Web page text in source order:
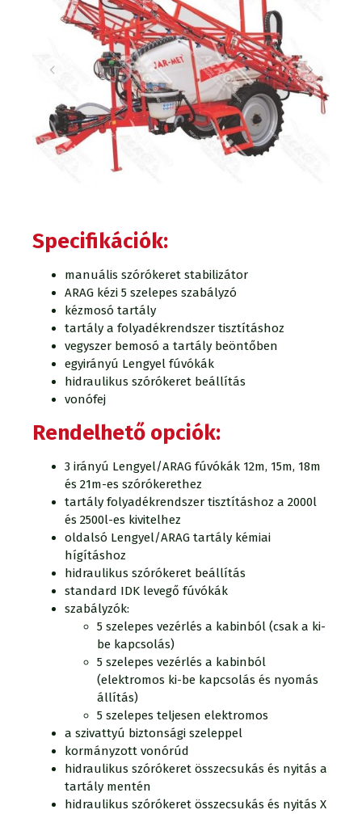
Specifikációk:
manuális szórókeret stabilizátor
ARAG kézi 5 szelepes szabályzó
kézmosó tartály
tartály a folyadékrendszer tisztításhoz
vegyszer bemosó a tartály beöntőben
egyirányú Lengyel fúvókák
hidraulikus szórókeret beállítás
vonófej
Rendelhető opciók:
3 irányú Lengyel/ARAG fúvókák 12m, 15m, 18m
és 21m-es szórókerethez
tartály folyadékrendszer tisztításhoz a 2000l
és 2500l-es kivitelhez
oldalsó Lengyel/ARAG tartály kémiai
hígításhoz
hidraulikus szórókeret beállítás
standard IDK levegő fúvókák
szabályzók:
5 szelepes vezérlés a kabinból (csak a ki-
be kapcsolás)
5 szelepes vezérlés a kabinból
(elektromos ki-be kapcsolás és nyomás
állítás)
5 szelepes teljesen elektromos
a szivattyú biztonsági szeleppel
kormányzott vonórúd
hidraulikus szórókeret összecsukás és nyitás a
tartály mentén
hidraulikus szórókeret összecsukás és nyitás X